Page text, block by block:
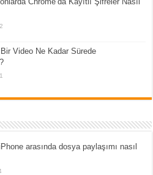
Bir Video Ne Kadar Sürede
arasında dosya paylaşımı nasıl